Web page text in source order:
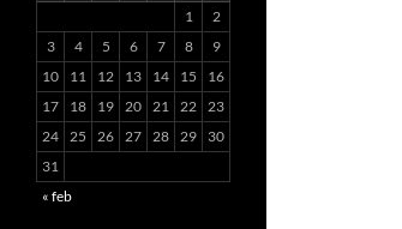
1
2
3
4 5 6 7 8
9
10
11 12 13 14 15
16
17
18 19 20 21 22
23
24
25 26 27 28 29
30
31
« feb